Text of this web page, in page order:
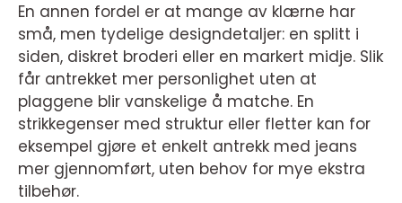
En annen fordel er at mange av klærne har
små, men tydelige designdetaljer: en splitt i
siden, diskret broderi eller en markert midje. Slik
får antrekket mer personlighet uten at
plaggene blir vanskelige å matche. En
strikkegenser med struktur eller fletter kan for
eksempel gjøre et enkelt antrekk med jeans
mer gjennomført, uten behov for mye ekstra
tilbehør.